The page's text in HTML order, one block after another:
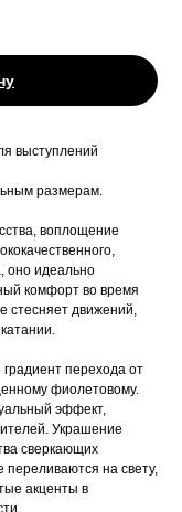
выступлений
размерам.
воплощение
оно идеально
комфорт во время
стесняет движений,
перехода от
фиолетовому.
эффект,
Украшение
сверкающих
на свету,
акценты в